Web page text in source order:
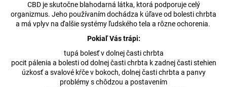
CBD je skutočne blahodarná látka, ktorá podporuje celý
organizmus. Jeho používaním dochádza k úľave od bolesti chrbta
a má vplyv na ďalšie systémy ľudského tela a rôzne ochorenia.
Pokiaľ Vás trápi:
tupá bolesť v dolnej časti chrbta
pocit pálenia a bolesti od dolnej časti chrbta k zadnej časti stehien
úzkosť a svalové kŕče v bokoch, dolnej časti chrbta a panvy
problémy s chôdzou a postavením
FULL-
SPECTRUM